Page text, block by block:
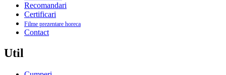
Recomandari
Certificari
Filme prezentare horeca
Contact
Util